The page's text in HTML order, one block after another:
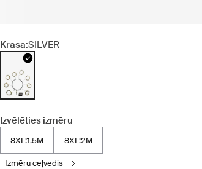
Krāsa:SILVER
Izvēlēties izmēru
8XL:1.5M 8XL:2M
izmēru ceļvedis